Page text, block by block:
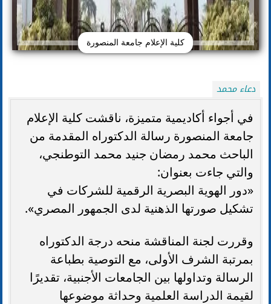
كلية الإعلام جامعة المنصورة
دعاء محمد
في أجواء أكاديمية متميزة، ناقشت كلية الإعلام
جامعة المنصورة رسالة الدكتوراه المقدمة من
الباحث محمد رمضان جنيد محمد التوطنجي،
والتي جاءت بعنوان:
«دور الهوية البصرية الرقمية للشركات في
تشكيل صورتها الذهنية لدى الجمهور المصري».
وقررت لجنة المناقشة منحه درجة الدكتوراه
بمرتبة الشرف الأولى، مع التوصية بطباعة
الرسالة وتداولها بين الجامعات الأجنبية، تقديرًا
لقيمة الدراسة العلمية وحداثة موضوعها